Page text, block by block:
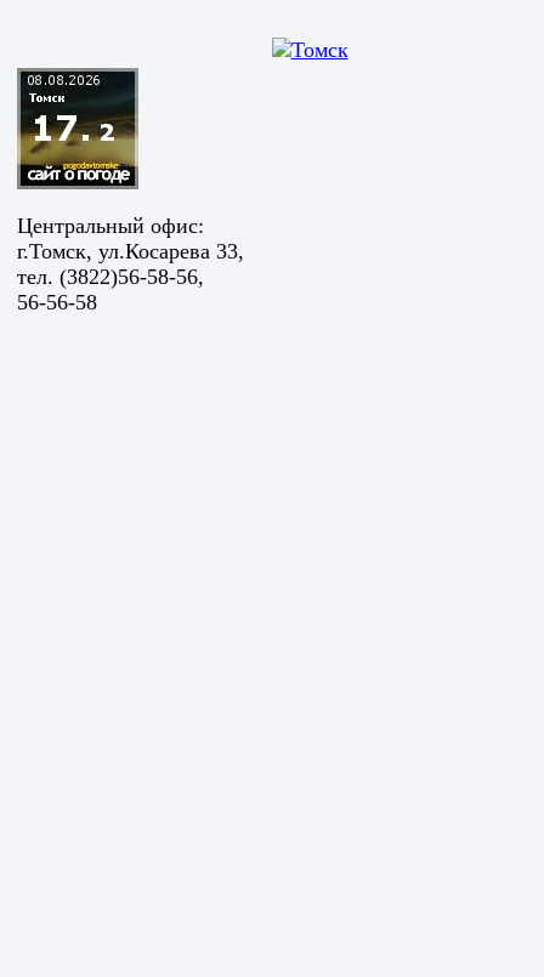
Центральный офис:
г.Томск, ул.Косарева 33,
тел. (3822)56-58-56,
56-56-58